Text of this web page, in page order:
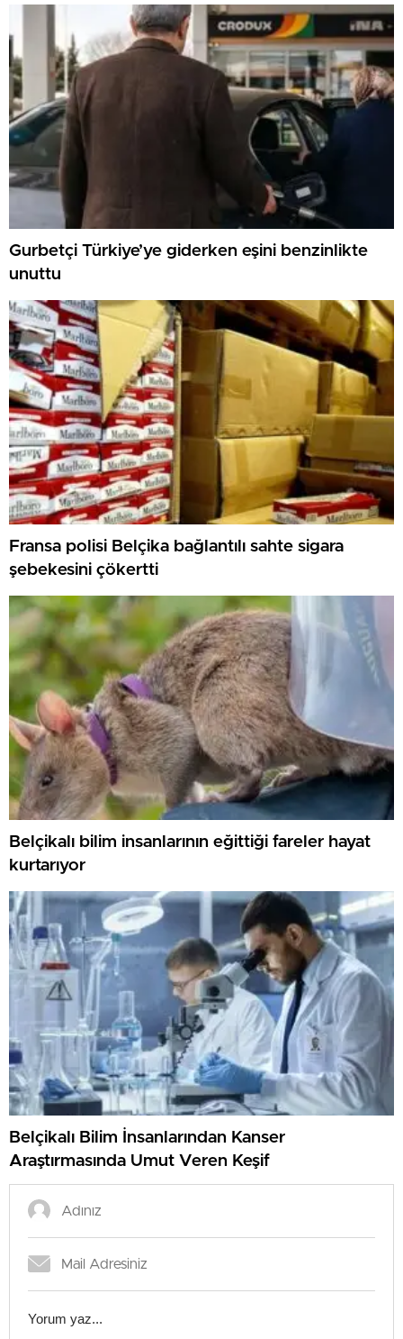
Gurbetçi Türkiye’ye giderken eşini benzinlikte
unuttu
Fransa polisi Belçika bağlantılı sahte sigara
şebekesini çökertti
Belçikalı bilim insanlarının eğittiği fareler hayat
kurtarıyor
Belçikalı Bilim İnsanlarından Kanser
Araştırmasında Umut Veren Keşif